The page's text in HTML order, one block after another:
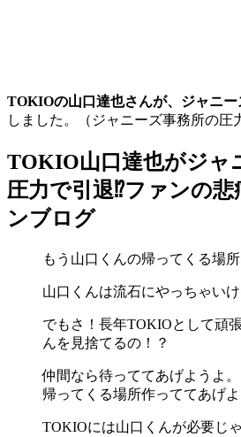
TOKIOの山口達也さんが、ジャニー
しました。（ジャニーズ事務所の圧
TOKIO山口達也がジャ
圧力で引退⁉ファンの悲
ンブログ
もう山口くんの帰ってくる場所
山口くんは流石にやっちゃい
でもさ！長年TOKIOとして頑
んを見捨てるの！？
仲間なら待っててあげようよ。
帰ってくる場所作っててあげよ
TOKIOには山口くんが必要じゃ